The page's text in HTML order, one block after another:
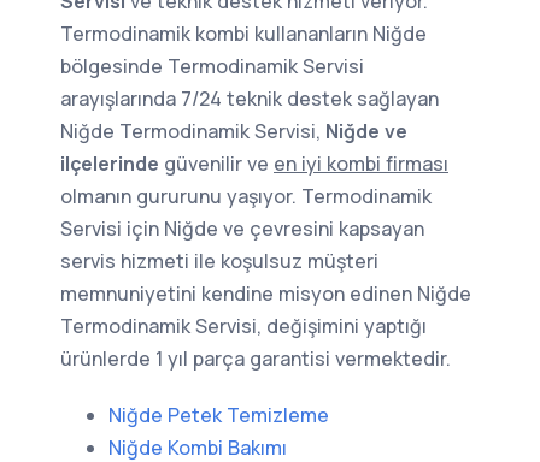
Termodinamik kombi kullananların Niğde
bölgesinde Termodinamik Servisi
arayışlarında 7/24 teknik destek sağlayan
Niğde Termodinamik Servisi, Niğde ve
ilçelerinde güvenilir ve en iyi kombi firması
olmanın gururunu yaşıyor. Termodinamik
Servisi için Niğde ve çevresini kapsayan
servis hizmeti ile koşulsuz müşteri
memnuniyetini kendine misyon edinen Niğde
Termodinamik Servisi, değişimini yaptığı
ürünlerde 1 yıl parça garantisi vermektedir.
Niğde Petek Temizleme
Niğde Kombi Bakımı